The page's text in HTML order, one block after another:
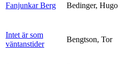
Fanjunkar Berg Bedinger, Hugo
Intet är som
väntanstider
Bengtson, Tor